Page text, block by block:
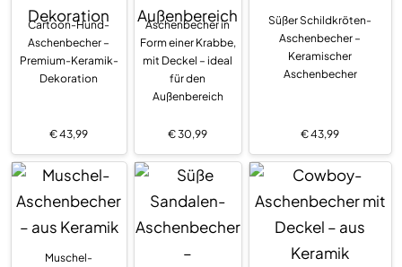
Cartoon-Hund-
Aschenbecher –
Premium-Keramik-
Dekoration
€43,99
Aschenbecher in
Form einer Krabbe,
mit Deckel – ideal
für den
Außenbereich
€30,99
Süßer Schildkröten-
Aschenbecher –
Keramischer
Aschenbecher
€43,99
Muschel-